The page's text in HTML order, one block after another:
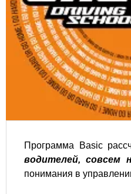
Программа Basic
водителей,
понимания в